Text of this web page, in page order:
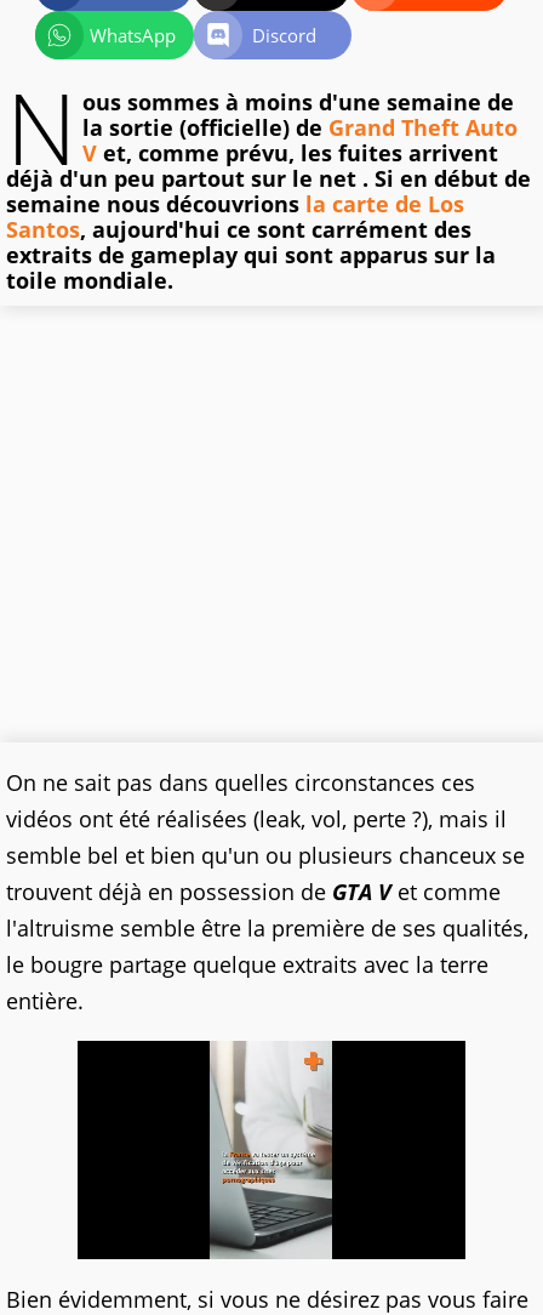
WhatsApp
Discord
N ous sommes à moins d'une semaine de
la sortie (officielle) de Grand Theft Auto
V et, comme prévu, les fuites arrivent
déjà d'un peu partout sur le net . Si en début de
semaine nous découvrions la carte de Los
Santos, aujourd'hui ce sont carrément des
extraits de gameplay qui sont apparus sur la
toile mondiale.
On ne sait pas dans quelles circonstances ces
vidéos ont été réalisées (leak, vol, perte ?), mais il
semble bel et bien qu'un ou plusieurs chanceux se
trouvent déjà en possession de GTA Vet comme
l'altruisme semble être la première de ses qualités,
le bougre partage quelque extraits avec la terre
entière.
Bien évidemment, si vous ne désirez pas vous faire